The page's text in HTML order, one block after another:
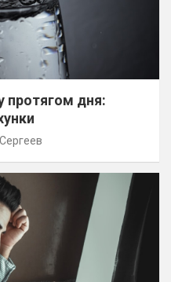
протягом дня: